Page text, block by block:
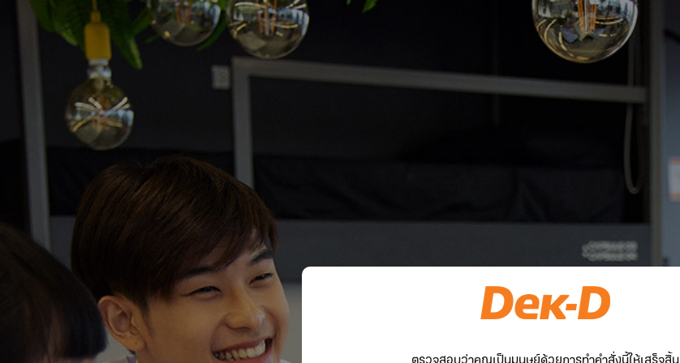
ตรวจสอบว่าคุณเป็นมนุษย์ด้วยการทำคำสั่งนี้ให้เสร็จสิ้น